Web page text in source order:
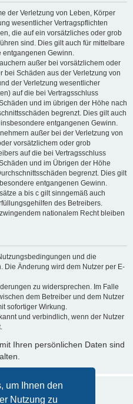
um Ihnen den
Nutzung zu
der Verletzung von Leben, Körper
wesentlicher Vertragspflichten
die auf ein vorsätzliches oder grob
sind. Dies gilt auch für mittelbare
Gewinn.
außer bei vorsätzlichem oder
bei Schäden aus der Verletzung von
der Verletzung wesentlicher
auf die bei Vertragsschluss
und im übrigen der Höhe nach
begrenzt. Dies gilt auch
entgangenen Gewinn.
außer bei der Verletzung von
vorsätzlichem oder grob
auf die bei Vertragsschluss
und im Übrigen der Höhe
begrenzt. Dies gilt
entgangenen Gewinn.
a bis c gilt sinngemäß auch
des Betreibers.
nationalem Recht bleiben
und die
Die Änderung wird dem Nutzer per E-
zu widersprechen. Im Falle
dem Betreiber und dem Nutzer
sofortiger Wirkung.
und verbindlich, wenn der Nutzer
Ihren persönlichen Daten sind